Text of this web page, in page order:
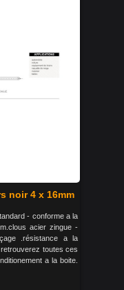
noir 4 x 16mm
- conforme a la
acier zingue -
.résistance a la
toutes ces
a la boite.